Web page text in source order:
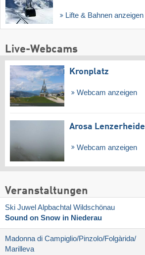
Lifte & Bahnen anzeigen
Live-Webcams
Kronplatz
Webcam anzeigen
Arosa Lenzerheide
Webcam anzeigen
Veranstaltungen
Ski Juwel Alpbachtal Wildschönau
Sound on Snow in Niederau
Madonna di Campiglio/​Pinzolo/​Folgàrida/​
Marilleva